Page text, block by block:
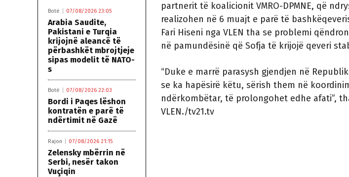
Botë 07/08/2026 23:05
Arabia Saudite,
Pakistani e Turqia
krijojnë aleancë të
përbashkët mbrojtjeje
sipas modelit të NATO-
s
Botë 07/08/2026 22:03
Bordi i Paqes lëshon
kontratën e parë të
ndërtimit në Gazë
Rajon 07/08/2026 21:15
Zelensky mbërrin në
Serbi, nesër takon
Vuçiqin
partnerit të koalicionit VMRO-DPMNE, që
realizohen në 6 muajt e parë të
Fari Hiseni nga VLEN tha se problemi
në pamundësinë që Sofja të krijojë qeveri
“Duke e marrë parasysh gjendjen në
se ka hapësirë këtu, sërish them në
ndërkombëtar, të prolongohet edhe afati”,
VLEN./tv21.tv